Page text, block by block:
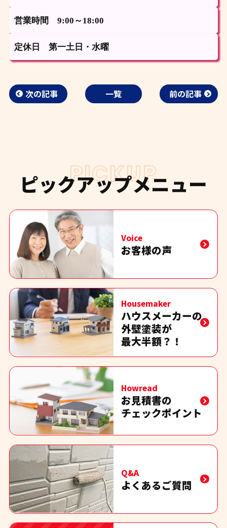
営業時間 9:00～18:00
定休日 第一土日・水曜
次の記事 一覧 前の記事
PICKUP
ピックアップメニュー
Voice
お客様の声
Housemaker
ハウスメーカーの
外壁塗装が
最大半額？！
Howread
お見積書の
チェックポイント
Q&A
よくあるご質問